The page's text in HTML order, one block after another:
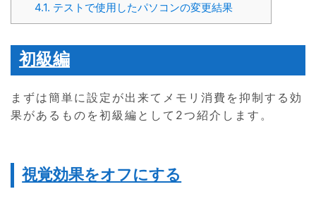
4.1. テストで使用したパソコンの変更結果
初級編
まずは簡単に設定が出来てメモリ消費を抑制する効
果があるものを初級編として2つ紹介します。
視覚効果をオフにする